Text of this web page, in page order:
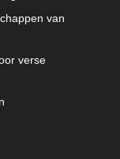
van
verse